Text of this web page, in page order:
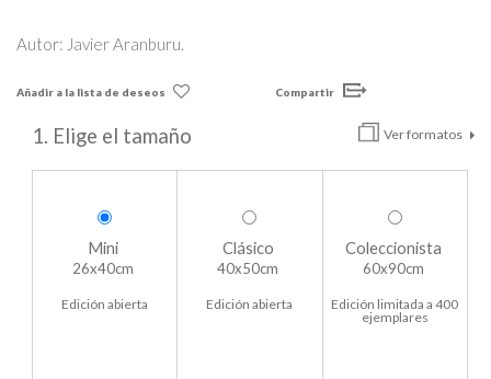
Autor: Javier Aranburu.
Añadir a la lista de deseos Compartir
Ver formatos
1. Elige el tamaño
Mini
26x40cm
Edición abierta
Clásico
40x50cm
Edición abierta
Coleccionista
60x90cm
Edición limitada a 400
ejemplares